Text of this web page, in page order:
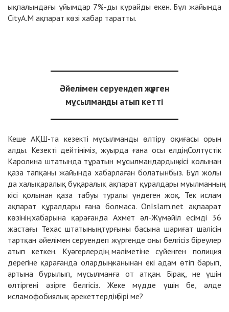
ықпалындағы ұйымдар 7%-ды құрайды екен. Бұл жайында
CityA.M ақпарат көзі хабар таратты.
Әйелімен серуендеп жүрген
мұсылманды атып кетті
Кеше АҚШ-та кезекті мұсылманды өлтіру оқиғасы орын
алды. Кезекті дейтініміз, жуырда ғана осы елдің Солтүстік
Каролина штатында тұратын мұсылмандардың кісі қолынан
қаза тапқаны жайында хабарлаған болатынбыз. Бұл жолы
да халықаралық бұқаралық ақпарат құралдары мұылманның
кісі қолынан қаза табуы туралы үндеген жоқ. Тек ислам
ақпарат құралдары ғана болмаса. OnIslam.net ақпаарат
көзінің хабарына қарағанда Ахмет әл-Жүмәйіл есімді 36
жастағы Техас штатының тұрғыны басына шариғат шәлісін
тартқан әйелімен серуендеп жүргенде оны белгісіз біреулер
атып кеткен. Куәгерлердің мәліметіне сүйенген полиция
дерегіне қарағанда олардың жанынан екі адам өтіп барып,
артына бұрылып, мұсылманға от атқан. Бірақ, не үшін
өлтіргені әзірге белгісіз. Жеке мүдде үшін бе, әлде
исламофобиялық әрекеттердің бірі ме?